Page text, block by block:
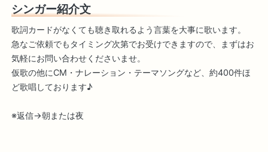
シンガー紹介文
歌詞カードがなくても聴き取れるよう言葉を大事に歌います。
急なご依頼でもタイミング次第でお受けできますので、まずはお
気軽にお問い合わせくださいませ。
仮歌の他にCM・ナレーション・テーマソングなど、約400件ほ
ど歌唱しております♪
※返信→朝または夜